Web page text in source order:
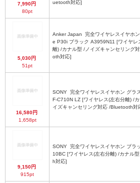
7,990円
80pt
uetooth対応]
5,030円
51pt
Anker Japan
e P30i ブラック A3959N11 [ワイヤレ
離) /カナル型 /ノイズキャンセリング
oth対応]
16,580円
1,658pt
SONY
F-C710N LZ [ワイヤレス(左右分離) /カ
イズキャンセリング対応 /Bluetooth対
9,150円
915pt
SONY
10BC [ワイヤレス(左右分離) /カナル
h対応]